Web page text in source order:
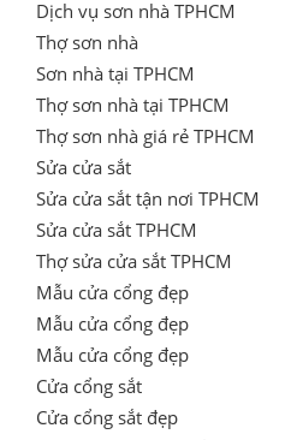
Dịch vụ sơn nhà TPHCM
Thợ sơn nhà
Sơn nhà tại TPHCM
Thợ sơn nhà tại TPHCM
Thợ sơn nhà giá rẻ TPHCM
Sửa cửa sắt
Sửa cửa sắt tận nơi TPHCM
Sửa cửa sắt TPHCM
Thợ sửa cửa sắt TPHCM
Mẫu cửa cổng đẹp
Mẫu cửa cổng đẹp
Mẫu cửa cổng đẹp
Cửa cổng sắt
Cửa cổng sắt đẹp